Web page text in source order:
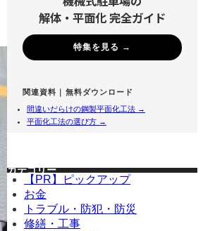
解体・平面化 完全ガイド
特集を見る →
関連資料｜無料ダウンロード
間違いだらけの鋼製平面化工法 →
平面化工法の選び方 →
カテゴリー
【PR】ピックアップ
お金
トラブル・防犯・防災
修繕・工事